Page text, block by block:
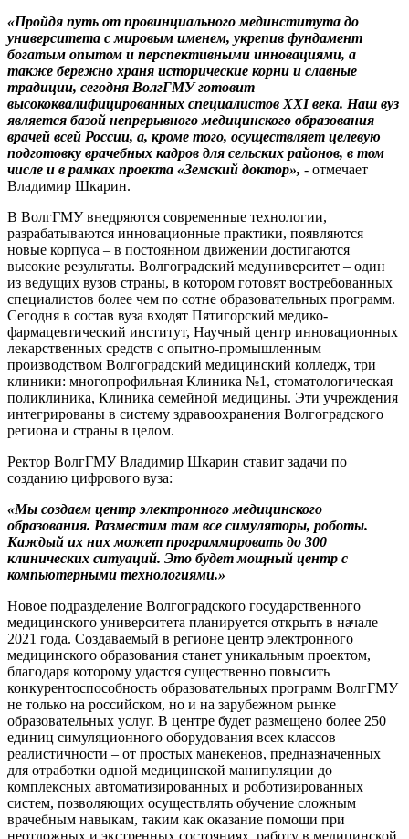
«Пройдя путь от провинциального мединститута до
университета с мировым именем, укрепив фундамент
богатым опытом и перспективными инновациями, а
также бережно храня исторические корни и славные
традиции, сегодня ВолгГМУ готовит
высококвалифицированных специалистов ХХIвека. Наш вуз
является базой непрерывного медицинского образования
врачей всей России, а, кроме того, осуществляет целевую
подготовку врачебных кадров для сельских районов, в том
числе и в рамках проекта «Земский доктор», - отмечает
Владимир Шкарин.
В ВолгГМУ внедряются современные технологии,
разрабатываются инновационные практики, появляются
новые корпуса – в постоянном движении достигаются
высокие результаты. Волгоградский медуниверситет – один
из ведущих вузов страны, в котором готовят востребованных
специалистов более чем по сотне образовательных программ.
Сегодня в состав вуза входят Пятигорский медико-
фармацевтический институт, Научный центр инновационных
лекарственных средств с опытно-промышленным
производством Волгоградский медицинский колледж, три
клиники: многопрофильная Клиника №1, стоматологическая
поликлиника, Клиника семейной медицины. Эти учреждения
интегрированы в систему здравоохранения Волгоградского
региона и страны в целом.
Ректор ВолгГМУ Владимир Шкарин ставит задачи по
созданию цифрового вуза:
«Мы создаем центр электронного медицинского
образования. Разместим там все симуляторы, роботы.
Каждый их них может программировать до 300
клинических ситуаций. Это будет мощный центр с
компьютерными технологиями.»
Новое подразделение Волгоградского государственного
медицинского университета планируется открыть в начале
2021 года. Создаваемый в регионе центр электронного
медицинского образования станет уникальным проектом,
благодаря которому удастся существенно повысить
конкурентоспособность образовательных программ ВолгГМУ
не только на российском, но и на зарубежном рынке
образовательных услуг. В центре будет размещено более 250
единиц симуляционного оборудования всех классов
реалистичности – от простых манекенов, предназначенных
для отработки одной медицинской манипуляции до
комплексных автоматизированных и роботизированных
систем, позволяющих осуществлять обучение сложным
врачебным навыкам, таким как оказание помощи при